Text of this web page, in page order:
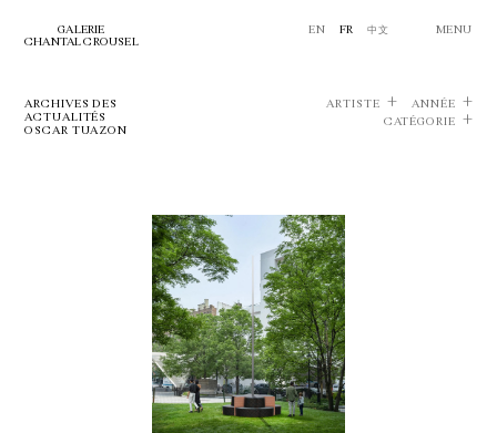
GALERIE
CHANTAL CROUSEL
EN FR 中文 MENU
ARCHIVES DES
ACTUALITÉS
OSCAR TUAZON
ARTISTE
ANNÉE
CATÉGORIE